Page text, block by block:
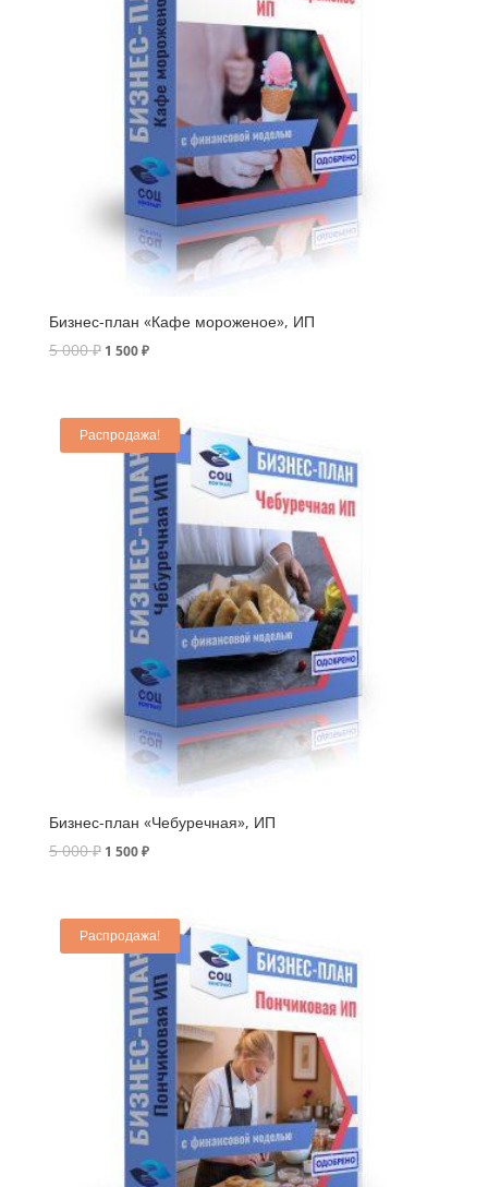
Бизнес-план «Кафе мороженое», ИП
5 000₽ 1 500₽
Распродажа!
Бизнес-план «Чебуречная», ИП
5 000₽ 1 500₽
Распродажа!